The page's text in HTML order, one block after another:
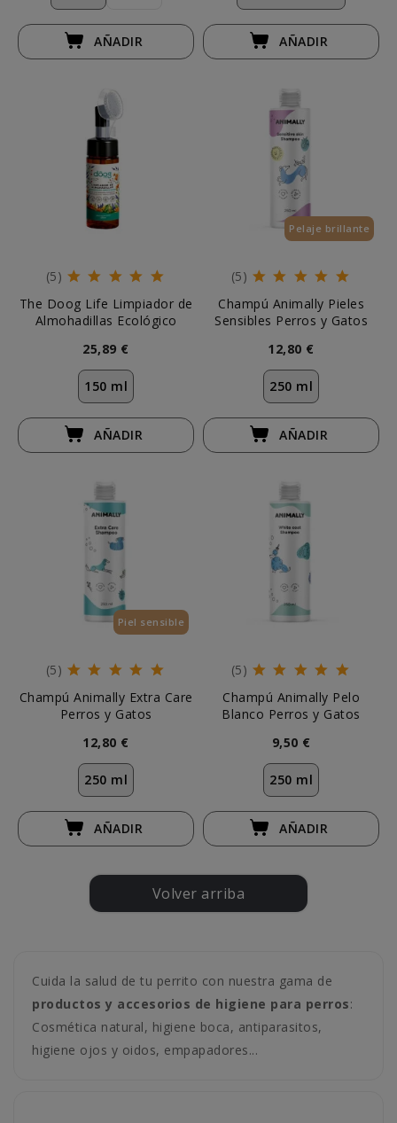
AÑADIR AÑADIR
(5)
The Doog Life Limpiador de
Almohadillas Ecológico
25,89 €
150 ml
AÑADIR
Pelaje brillante
(5)
Champú Animally Pieles
Sensibles Perros y Gatos
12,80 €
250 ml
AÑADIR
Piel sensible
(5)
Champú Animally Extra Care
Perros y Gatos
12,80 €
250 ml
AÑADIR
(5)
Champú Animally Pelo
Blanco Perros y Gatos
9,50 €
250 ml
AÑADIR
Volver arriba
Cuida la salud de tu perrito con nuestra gama de
productos y accesorios de higiene para perros:
Cosmética natural, higiene boca, antiparasitos,
higiene ojos y oidos, empapadores...